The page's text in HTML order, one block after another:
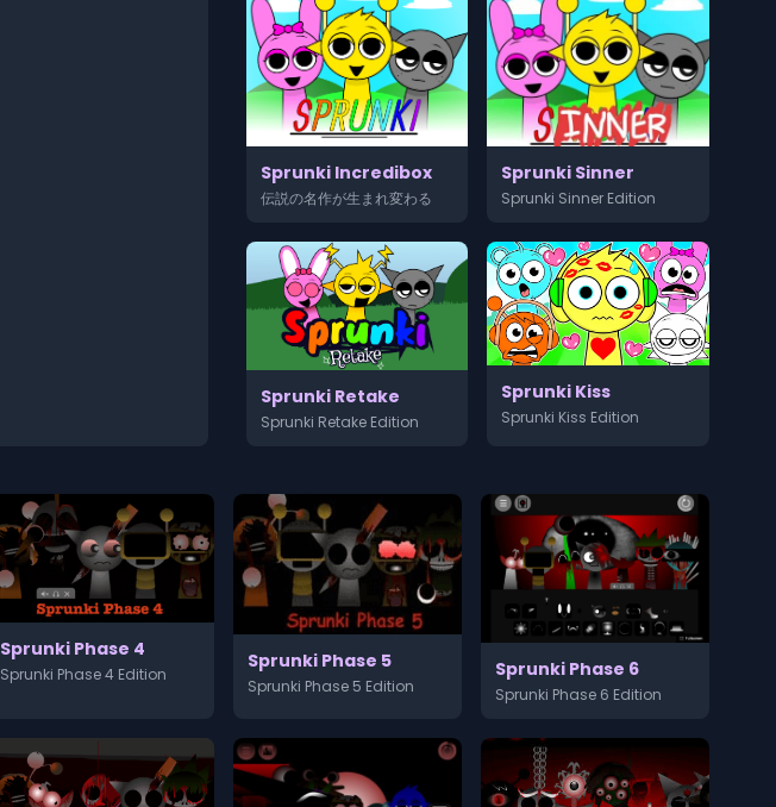
Sprunki Incredibox
伝説の名作が生まれ変わる
Sprunki Sinner
Sprunki Sinner Edition
Sprunki Retake
Sprunki Retake Edition
Sprunki Kiss
Sprunki Kiss Edition
Sprunki Phase 4
Sprunki Phase 4 Edition
Sprunki Phase 5
Sprunki Phase 5 Edition
Sprunki Phase 6
Sprunki Phase 6 Edition